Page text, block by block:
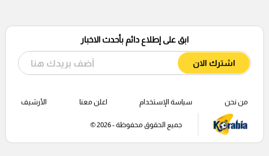
ابق على إطلاع دائم بأحدث الاخبار
اشترك الان
من نحن سياسة الإستخدام اعلن معنا الأرشيف
جميع الحقوق محفوظة - 2026 ©